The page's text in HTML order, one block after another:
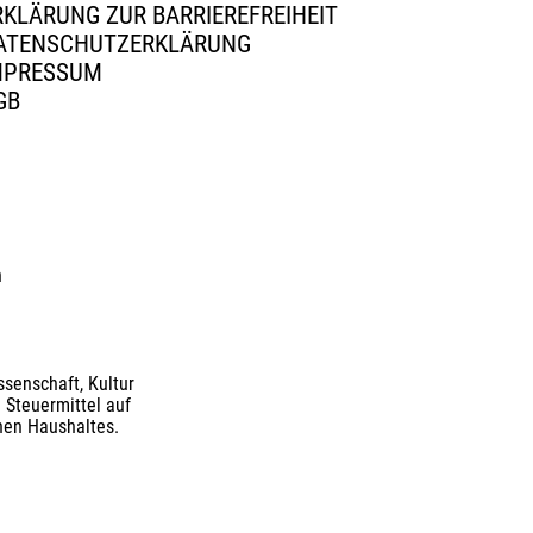
ZUR BARRIEREFREIHEIT
Kultur
Steuermittel auf
Haushaltes.